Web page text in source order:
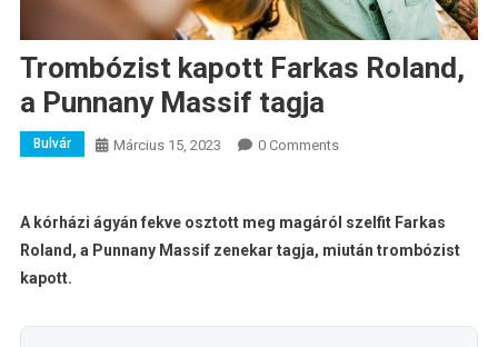
Trombózist kapott Farkas Roland,
a Punnany Massif tagja
Bulvár Március 15, 2023 0 Comments
A kórházi ágyán fekve osztott meg magáról szelfit Farkas
Roland, a Punnany Massif zenekar tagja, miután trombózist
kapott.